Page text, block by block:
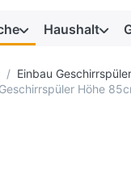
Haushalt
Einbau Geschirrspüler
Höhe